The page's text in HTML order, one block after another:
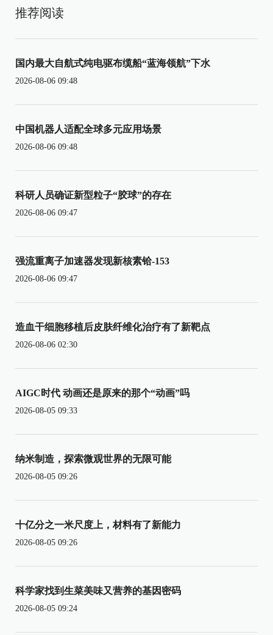
推荐阅读
国内最大自航式纯电驱布缆船“蓝海领航”下水
2026-08-06 09:48
中国机器人适配全球多元应用场景
2026-08-06 09:48
科研人员确证新型粒子“胶球”的存在
2026-08-06 09:47
强流重离子加速器发现新核素铪-153
2026-08-06 09:47
造血干细胞移植后皮肤纤维化治疗有了新靶点
2026-08-06 02:30
AIGC时代 动画还是原来的那个“动画”吗
2026-08-05 09:33
纳米制造，探索微观世界的无限可能
2026-08-05 09:26
十亿分之一米尺度上，材料有了新能力
2026-08-05 09:26
科学家找到生菜美味又营养的基因密码
2026-08-05 09:24